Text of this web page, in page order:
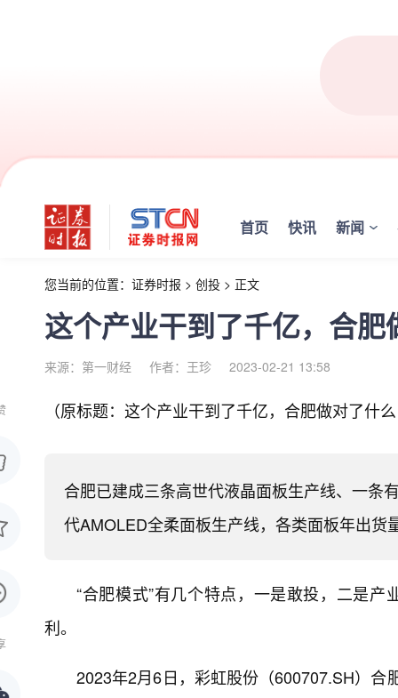
首页 快讯 新闻
您当前的位置： 证券时报 > 创投 > 正文
这个产业干到了千亿，合肥
来源：第一财经 作者：王珍 2023-02-21 13:58
（原标题：这个产业干到了千亿，合肥做对了什
合肥已建成三条高世代液晶面板生产线、一条
代AMOLED全柔面板生产线，各类面板年出货
“合肥模式”有几个特点，一是敢投，二是
利。
2023年2月6日，彩虹股份（600707.SH）